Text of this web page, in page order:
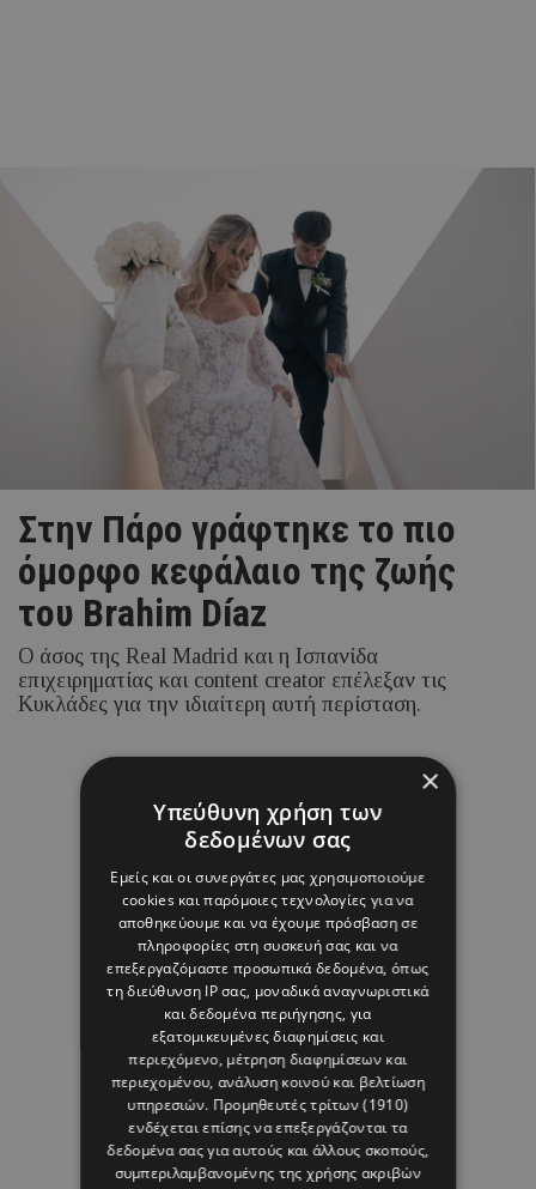
Στην Πάρο γράφτηκε το πιο
όμορφο κεφάλαιο της ζωής
του Brahim Díaz
Ο άσος της Real Madrid και η Ισπανίδα
επιχειρηματίας και content creator επέλεξαν τις
Κυκλάδες για την ιδιαίτερη αυτή περίσταση.
08 ΑΥΓΟΥΣΤΟΥ 26 - 17:01
Margarita Psichi
×
Υπεύθυνη χρήση των
δεδομένων σας
Εμείς και οι συνεργάτες μας χρησιμοποιούμε
cookies και παρόμοιες τεχνολογίες για να
αποθηκεύουμε και να έχουμε πρόσβαση σε
πληροφορίες στη συσκευή σας και να
επεξεργαζόμαστε προσωπικά δεδομένα, όπως
τη διεύθυνση IP σας, μοναδικά αναγνωριστικά
και δεδομένα περιήγησης, για
εξατομικευμένες διαφημίσεις και
περιεχόμενο, μέτρηση διαφημίσεων και
περιεχομένου, ανάλυση κοινού και βελτίωση
υπηρεσιών. Προμηθευτές τρίτων (1910)
ενδέχεται επίσης να επεξεργάζονται τα
δεδομένα σας για αυτούς και άλλους σκοπούς,
συμπεριλαμβανομένης της χρήσης ακριβών